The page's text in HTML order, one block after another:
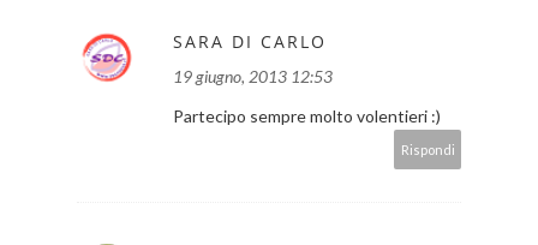
SARA DI CARLO
19 giugno, 2013 12:53
Partecipo sempre molto volentieri :)
Rispondi